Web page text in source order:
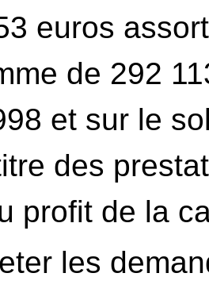
euros
de 292
et sur le
des
profit de la
les